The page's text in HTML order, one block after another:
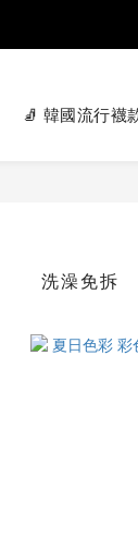
🧦 韓國流行襪
洗澡免拆